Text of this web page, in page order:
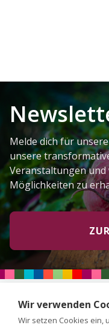
Melde dich für
unsere
Veranstaltungen
Möglichkeiten zu
Wir verwenden
Wir setzen Cookies ein,